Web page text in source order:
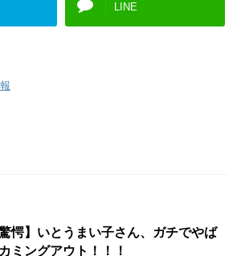
LINE
驚愕】いとうまい子さん、ガチでやば
ミングアウト！！！